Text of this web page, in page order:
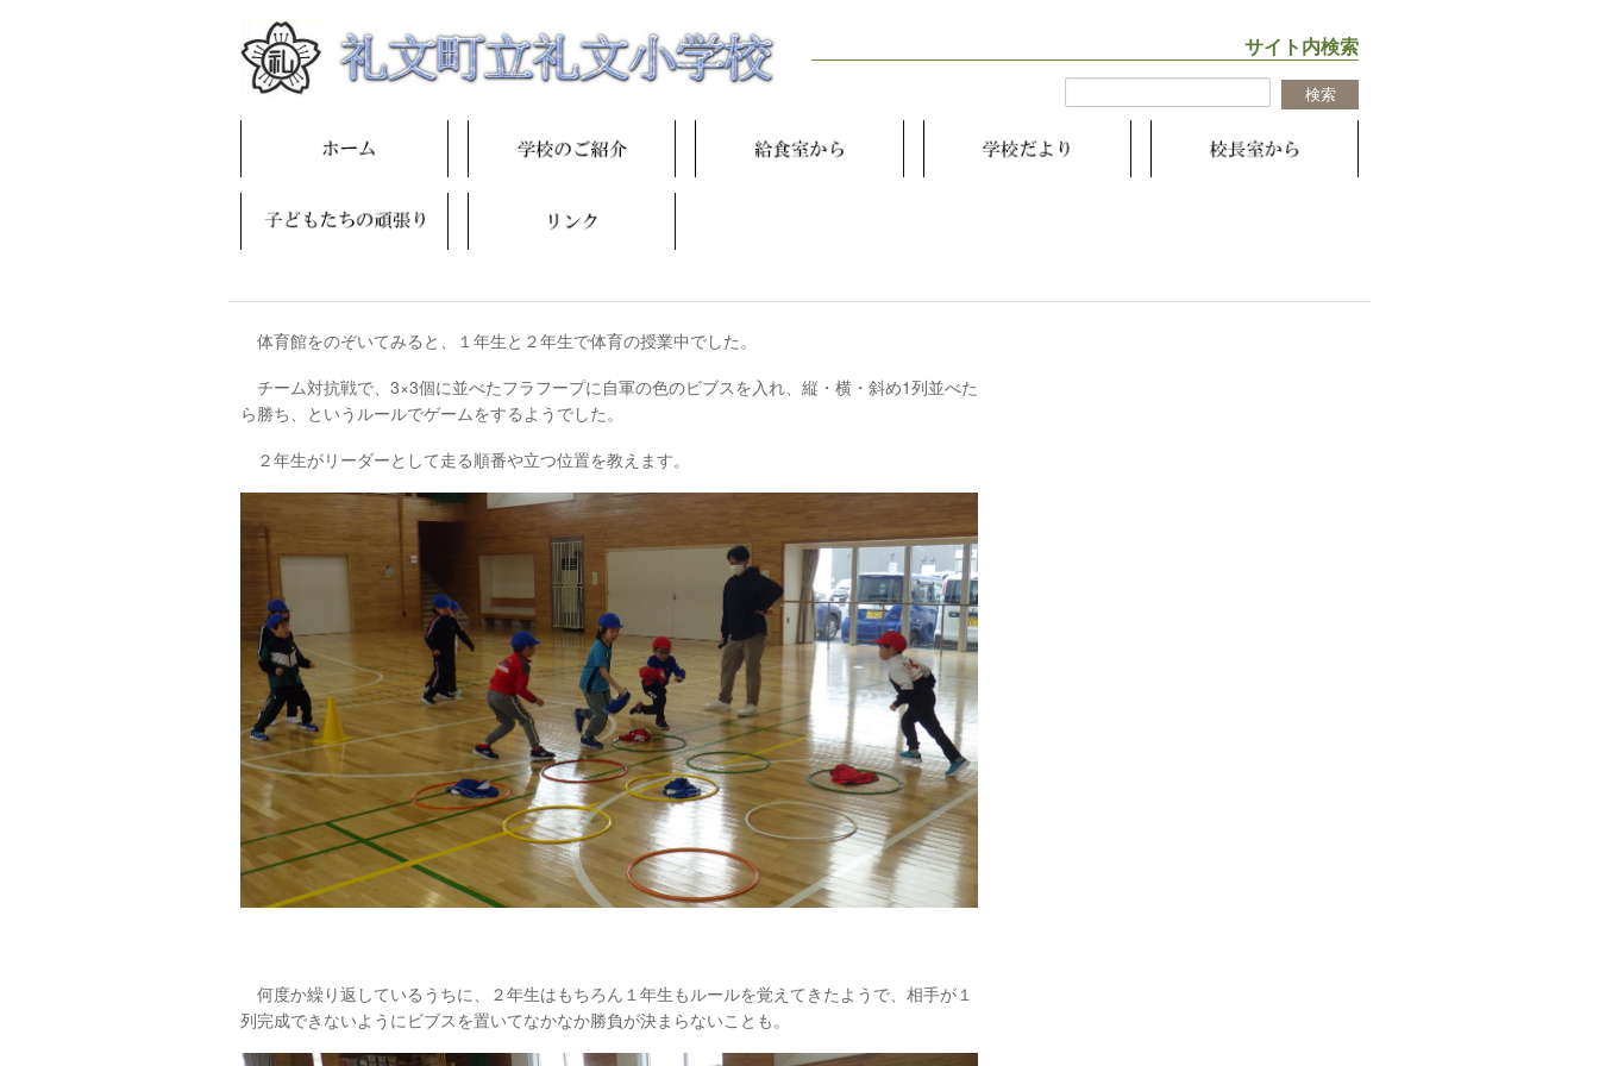
サイト内検索
体育館をのぞいてみると、１年生と２年生で体育の授業中でした。
チーム対抗戦で、3×3個に並べたフラフープに自軍の色のビブスを入れ、縦・横・斜め1列並べた
ら勝ち、というルールでゲームをするようでした。
２年生がリーダーとして走る順番や立つ位置を教えます。
何度か繰り返しているうちに、２年生はもちろん１年生もルールを覚えてきたようで、相手が１
列完成できないようにビブスを置いてなかなか勝負が決まらないことも。